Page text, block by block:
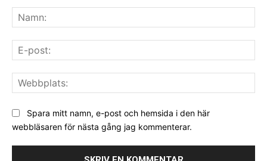
Spara mitt namn, e-post och hemsida i den här
webbläsaren för nästa gång jag kommenterar.